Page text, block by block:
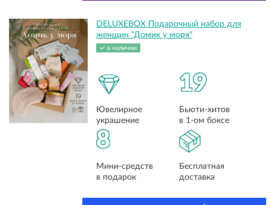
DELUXEBOX Подарочный набор для
женщин "Домик у моря"
в наличии
Ювелирное
украшение
19
Бьюти-хитов
в 1-ом боксе
8
Мини-средств
в подарок
Бесплатная
доставка